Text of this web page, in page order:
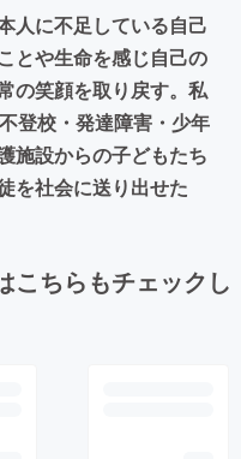
人に不足している自己
とや生命を感じ自己の
の笑顔を取り戻す。私
登校・発達障害・少年
施設からの子どもたち
を社会に送り出せた
こちらもチェックし